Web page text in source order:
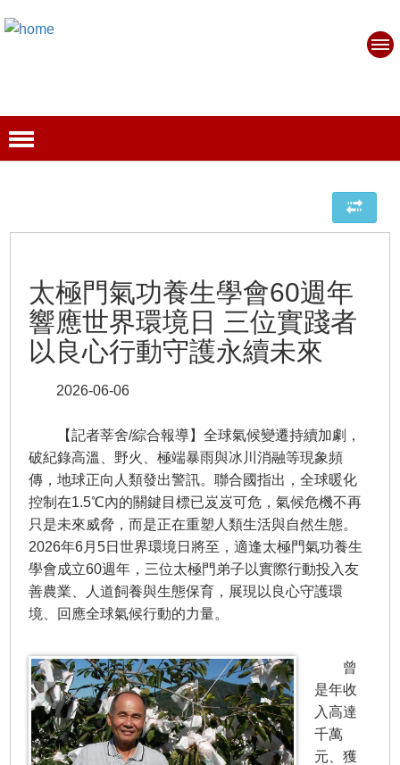
太極門氣功養生學會60週年
響應世界環境日 三位實踐者
以良心行動守護永續未來
2026-06-06
【記者莘舍/綜合報導】全球氣候變遷持續加劇，
破紀錄高溫、野火、極端暴雨與冰川消融等現象頻
傳，地球正向人類發出警訊。聯合國指出，全球暖化
控制在1.5℃內的關鍵目標已岌岌可危，氣候危機不再
只是未來威脅，而是正在重塑人類生活與自然生態。
2026年6月5日世界環境日將至，適逢太極門氣功養生
學會成立60週年，三位太極門弟子以實際行動投入友
善農業、人道飼養與生態保育，展現以良心守護環
境、回應全球氣候行動的力量。
曾
是年收
入高達
千萬
元、獲